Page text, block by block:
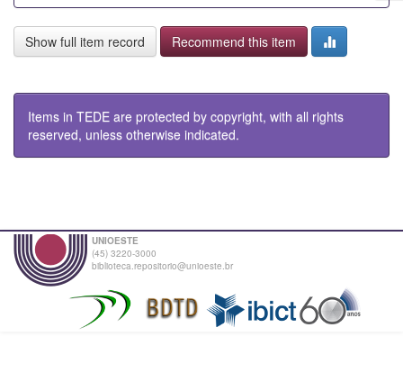
Show full item record Recommend this item
Items in TEDE are protected by copyright, with all rights
reserved, unless otherwise indicated.
UNIOESTE
(45) 3220-3000
biblioteca.repositorio@unioeste.br